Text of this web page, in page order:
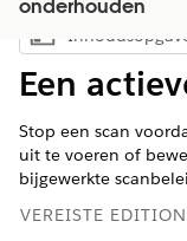
onderhouden
Een
Stop een scan
uit te voeren of
bijgewerkte
VEREISTE